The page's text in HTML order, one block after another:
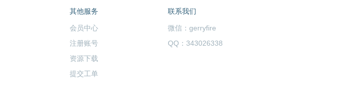
其他服务
会员中心
注册账号
资源下载
提交工单
联系我们
微信：gerryfire
QQ：343026338